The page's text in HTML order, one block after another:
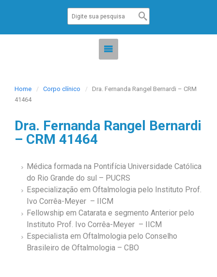
Home Corpo clínico
Dra. Fernanda Rangel Bernardi – CRM
41464
Dra. Fernanda Rangel Bernardi
– CRM 41464
Médica formada na Pontifícia Universidade Católica
do Rio Grande do sul – PUCRS
Especialização em Oftalmologia pelo Instituto Prof.
Ivo Corrêa-Meyer – IICM
Fellowship em Catarata e segmento Anterior pelo
Instituto Prof. Ivo Corrêa-Meyer – IICM
Especialista em Oftalmologia pelo Conselho
Brasileiro de Oftalmologia – CBO